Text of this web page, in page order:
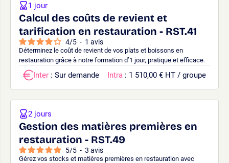
Calcul des coûts de revient et
tarification en restauration - RST.41
4/5 - 1 avis
Déterminez le coût de revient de vos plats et boissons en
restauration grâce à notre formation d’1 jour, pratique et efficace.
1 jour
Inter : Sur demande Intra : 1 510,00 € HT / groupe
Gestion des matières premières en
restauration - RST.49
5/5 - 3 avis
Gérez vos stocks et matières premières en restauration avec
2 jours